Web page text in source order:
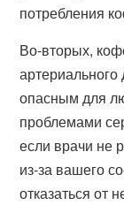
потребления
Во-вторых,
опасным для
проблемами
если врачи не
из-за вашего
отказаться от